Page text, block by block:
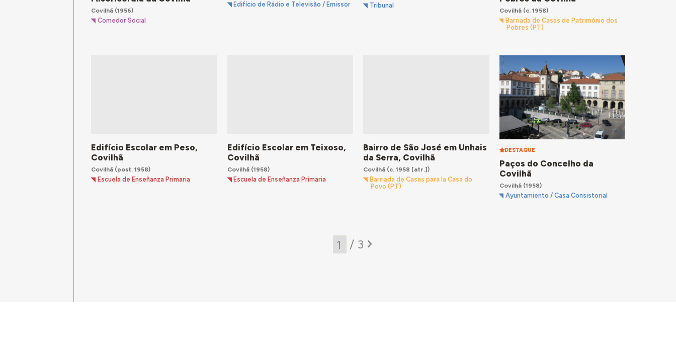
Covilhã (1956)
Comedor Social
Edifício de Rádio e Televisão / Emissor
Tribunal
Covilhã(c. 1958)
Barriada de Casas de Património dos
Pobres (PT)
Edifício Escolar em Peso,
Covilhã
Covilhã (post. 1958)
Escuela de Enseñanza Primaria
Edifício Escolar em Teixoso,
Covilhã
Covilhã(1958)
Escuela de Enseñanza Primaria
Bairro de São José em Unhais
da Serra, Covilhã
Covilhã (c. 1958 [atr.])
Barriada de Casas para la Casa do
Povo (PT)
DESTAQUE
Paços do Concelho da
Covilhã
Covilhã(1958)
Ayuntamiento / Casa Consistorial
/ 3